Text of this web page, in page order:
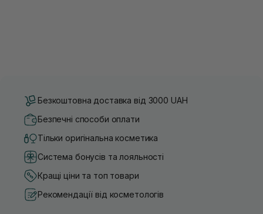
Безкоштовна доставка від 3000 UAH
Безпечні способи оплати
Тільки оригінальна косметика
Система бонусів та лояльності
Кращі ціни та топ товари
Рекомендації від косметологів